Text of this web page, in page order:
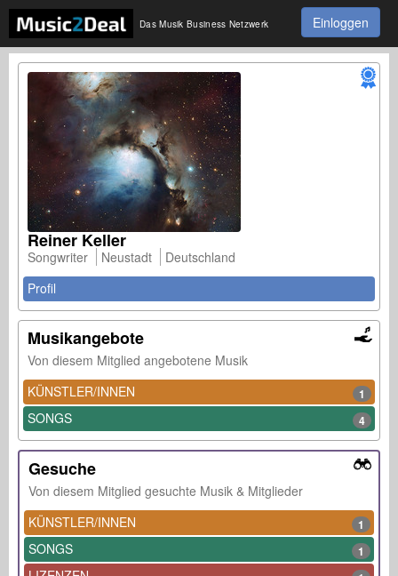
Das Musik Business Netzwerk Einloggen
Reiner Keller
Songwriter Neustadt
Deutschland
Profil
Musikangebote
Von diesem Mitglied angebotene Musik
KÜNSTLER/INNEN
1
SONGS 4
Gesuche
Von diesem Mitglied gesuchte Musik & Mitglieder
KÜNSTLER/INNEN
1
SONGS 1